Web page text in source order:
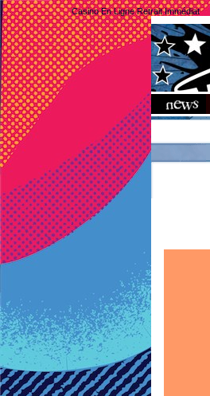
Casino En Ligne Retrait Immédiat